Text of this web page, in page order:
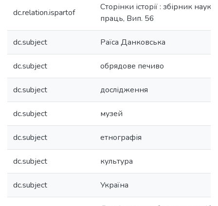
dc.relation.ispartof
Сторінки історії : збірник
праць, Вип. 56
dc.subject Раїса Данковська
dc.subject обрядове печиво
dc.subject дослідження
dc.subject музей
dc.subject етнографія
dc.subject культура
dc.subject Україна